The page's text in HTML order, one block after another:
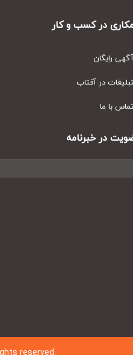
در کسب و کار
رایگان
در آفتاب
با ما
در خبرنامه